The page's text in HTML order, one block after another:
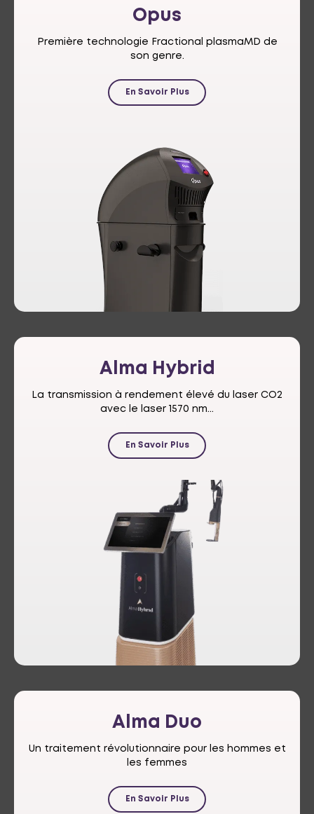
Opus
Première technologie Fractional plasmaMD de
son genre.
En Savoir Plus
Alma Hybrid
La transmission à rendement élevé du laser CO2
avec le laser 1570 nm...
En Savoir Plus
Alma Duo
Un traitement révolutionnaire pour les hommes et
les femmes
En Savoir Plus